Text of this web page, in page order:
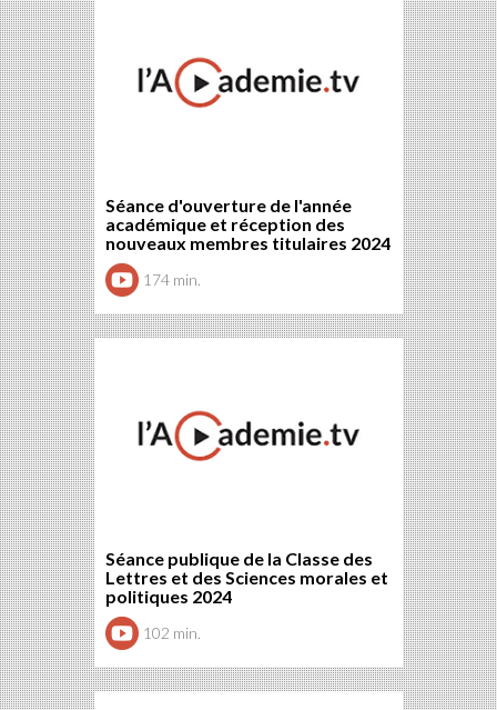
Séance d'ouverture de l'année
académique et réception des
nouveaux membres titulaires 2024
174 min.
Séance publique de la Classe des
Lettres et des Sciences morales et
politiques 2024
102 min.